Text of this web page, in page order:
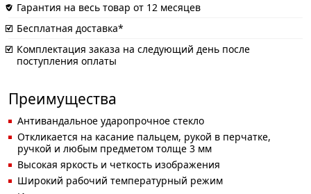
Гарантия на весь товар от 12 месяцев
Бесплатная доставка*
Комплектация заказа на следующий день после
поступления оплаты
Преимущества
Антивандальное ударопрочное стекло
Откликается на касание пальцем, рукой в перчатке,
ручкой и любым предметом толще 3 мм
Высокая яркость и четкость изображения
Широкий рабочий температурный режим